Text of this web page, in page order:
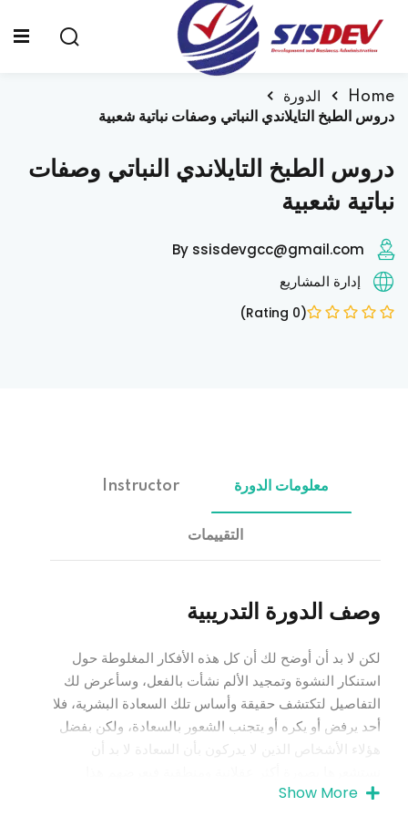
Home
الدورة
دروس الطبخ التايلاندي النباتي وصفات نباتية شعبية
دروس الطبخ التايلاندي النباتي وصفات
نباتية شعبية
By ssisdevgcc@gmail.com
إدارة المشاريع
(0 Rating)
معلومات الدورة Instructor
التقييمات
وصف الدورة التدريبية
لكن لا بد أن أوضح لك أن كل هذه الأفكار المغلوطة حول
استنكار النشوة وتمجيد الألم نشأت بالفعل، وسأعرض لك
التفاصيل لتكتشف حقيقة وأساس تلك السعادة البشرية، فلا
أحد يرفض أو يكره أو يتجنب الشعور بالسعادة، ولكن بفضل
هؤلاء الأشخاص الذين لا يدركون بأن السعادة لا بد أن
لمواجهة الظروف الأليمة، وأكرر بأنه
Show More
Sign in
Don’t have an account? Sign up
Remember me